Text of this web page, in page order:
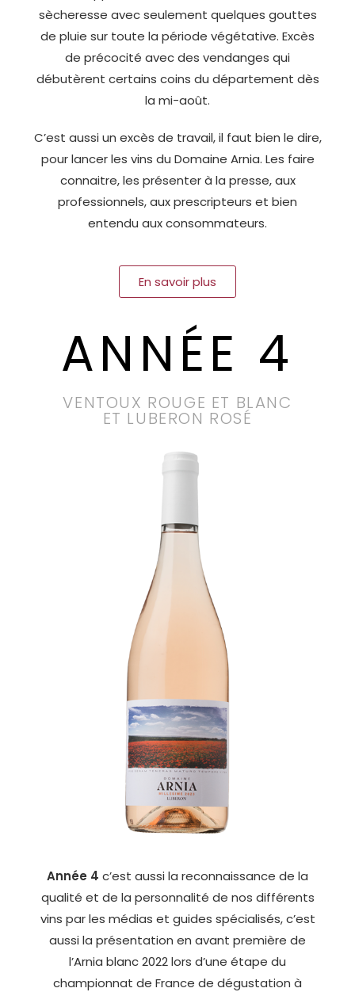
sècheresse avec seulement quelques gouttes
de pluie sur toute la période végétative. Excès
de précocité avec des vendanges qui
débutèrent certains coins du département dès
la mi-août.
C’est aussi un excès de travail, il faut bien le dire,
pour lancer les vins du Domaine Arnia. Les faire
connaitre, les présenter à la presse, aux
professionnels, aux prescripteurs et bien
entendu aux consommateurs.
En savoir plus
ANNÉE 4
VENTOUX ROUGE ET BLANC
ET LUBERON ROSÉ
Année 4 c’est aussi la reconnaissance de la
qualité et de la personnalité de nos différents
vins par les médias et guides spécialisés, c’est
aussi la présentation en avant première de
l’Arnia blanc 2022 lors d’une étape du
championnat de France de dégustation à